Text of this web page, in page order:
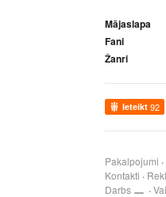
Mājaslapa
Fani
Žanri
Ieteikt 92
Pakalpojumi
Kontakti
Darbs